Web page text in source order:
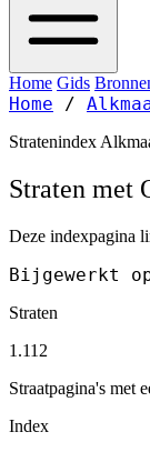
Home Gids
Home /
Stratenindex
Straten met
Deze indexpagina
Bijgewerkt
Straten
1.112
Straatpagina's met
Index